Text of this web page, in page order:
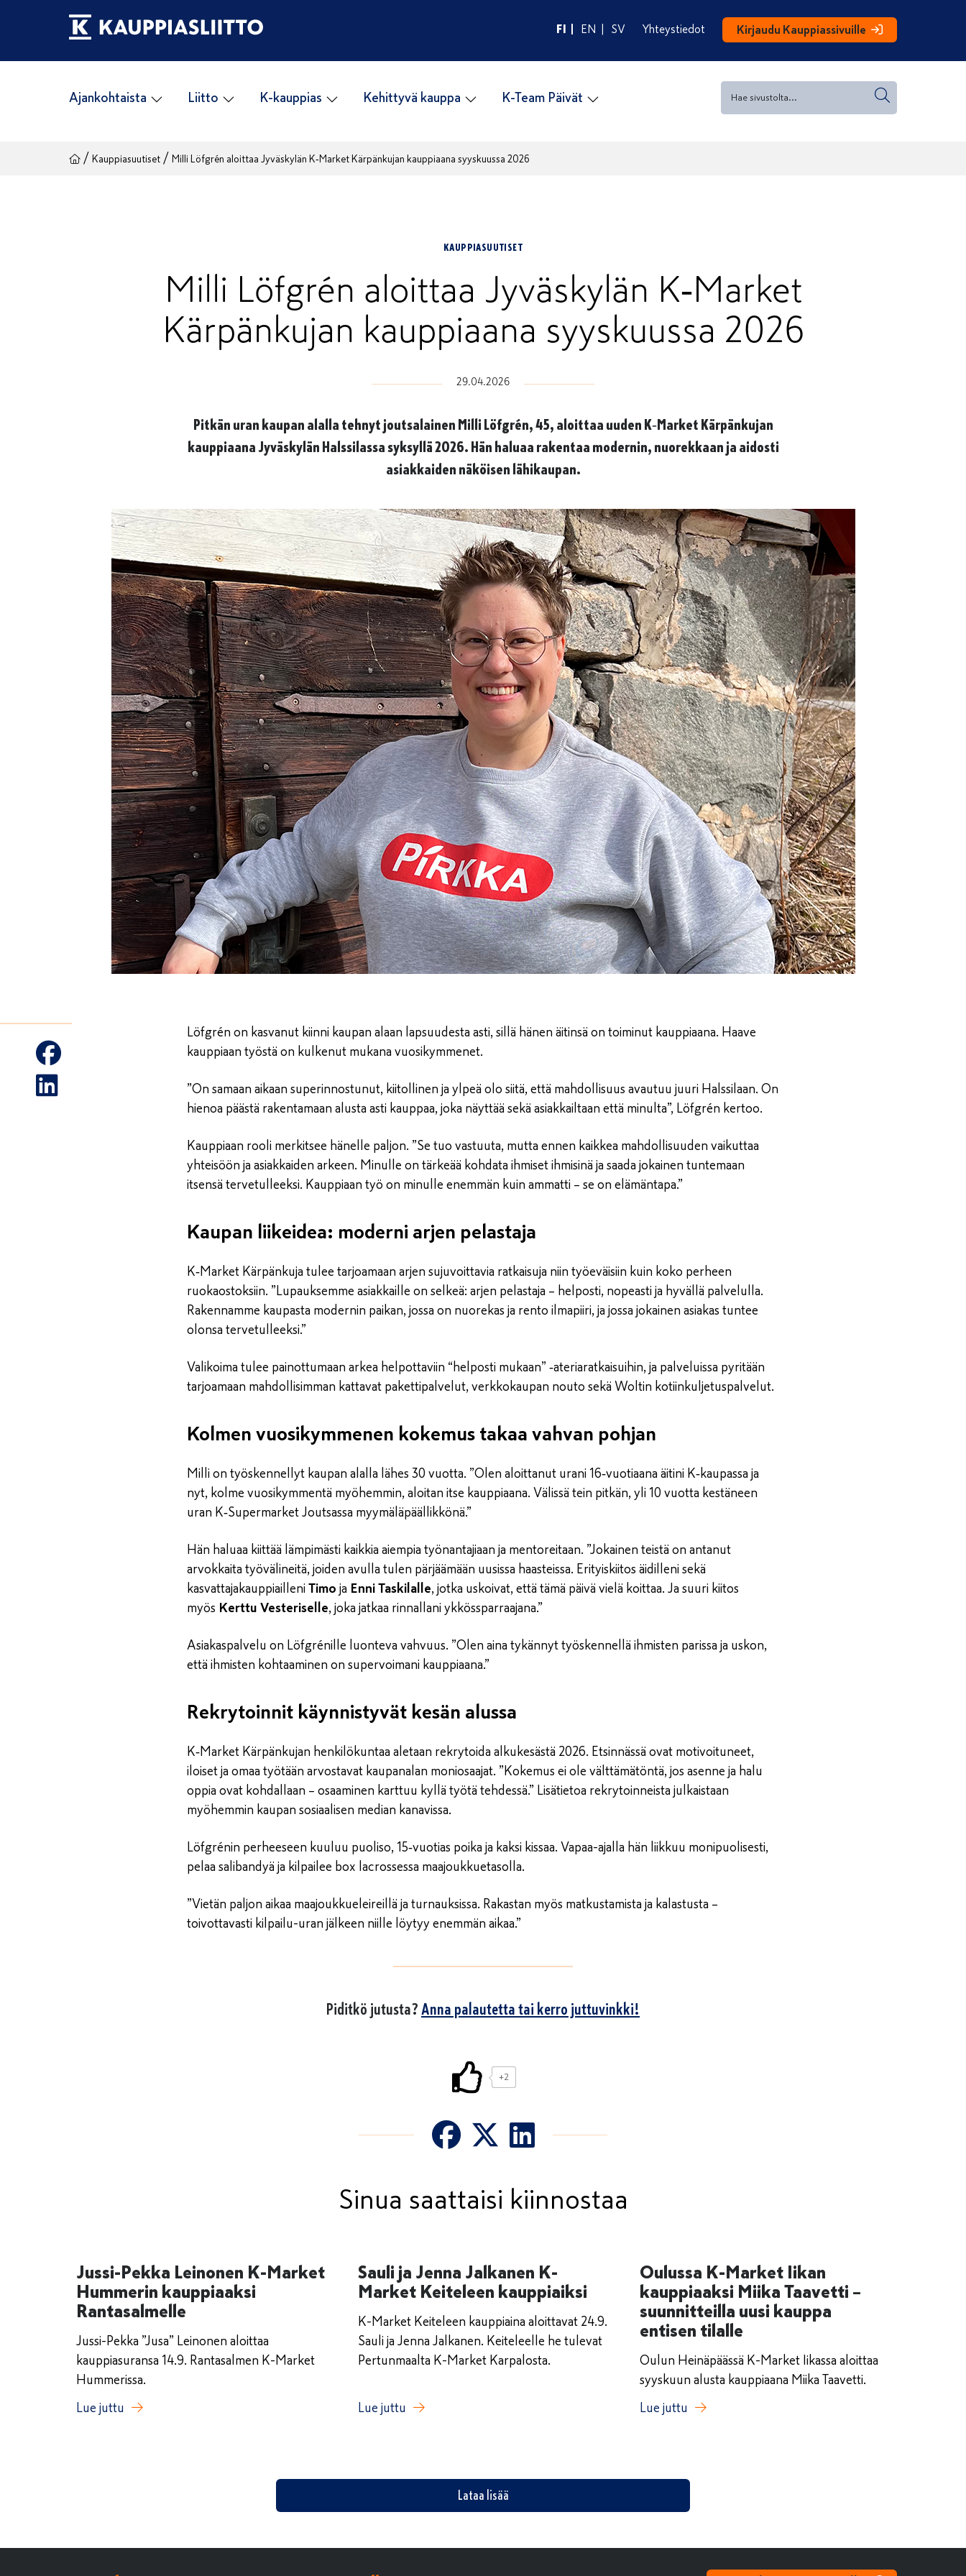
FI EN SV Yhteystiedot Kirjaudu Kauppiassivuille
Ajankohtaista Liitto K-kauppias Kehittyvä kauppa K-Team Päivät
/ Kauppiasuutiset / Milli Löfgrén aloittaa Jyväskylän K‑Market Kärpänkujan kauppiaana syyskuussa 2026
KAUPPIASUUTISET
Milli Löfgrén aloittaa Jyväskylän K‑Market
Kärpänkujan kauppiaana syyskuussa 2026
29.04.2026
Pitkän uran kaupan alalla tehnyt joutsalainen Milli Löfgrén, 45, aloittaa uuden K‑Market Kärpänkujan
kauppiaana Jyväskylän Halssilassa syksyllä 2026. Hän haluaa rakentaa modernin, nuorekkaan ja aidosti
asiakkaiden näköisen lähikaupan.
Löfgrén on kasvanut kiinni kaupan alaan lapsuudesta asti, sillä hänen äitinsä on toiminut kauppiaana. Haave
kauppiaan työstä on kulkenut mukana vuosikymmenet.
”On samaan aikaan superinnostunut, kiitollinen ja ylpeä olo siitä, että mahdollisuus avautuu juuri Halssilaan. On
hienoa päästä rakentamaan alusta asti kauppaa, joka näyttää sekä asiakkailtaan että minulta”, Löfgrén kertoo.
Kauppiaan rooli merkitsee hänelle paljon. ”Se tuo vastuuta, mutta ennen kaikkea mahdollisuuden vaikuttaa
yhteisöön ja asiakkaiden arkeen. Minulle on tärkeää kohdata ihmiset ihmisinä ja saada jokainen tuntemaan
itsensä tervetulleeksi. Kauppiaan työ on minulle enemmän kuin ammatti – se on elämäntapa.”
Kaupan liikeidea: moderni arjen pelastaja
K‑Market Kärpänkuja tulee tarjoamaan arjen sujuvoittavia ratkaisuja niin työeväisiin kuin koko perheen
ruokaostoksiin. ”Lupauksemme asiakkaille on selkeä: arjen pelastaja – helposti, nopeasti ja hyvällä palvelulla.
Rakennamme kaupasta modernin paikan, jossa on nuorekas ja rento ilmapiiri, ja jossa jokainen asiakas tuntee
olonsa tervetulleeksi.”
Valikoima tulee painottumaan arkea helpottaviin “helposti mukaan” ‑ateriaratkaisuihin, ja palveluissa pyritään
tarjoamaan mahdollisimman kattavat pakettipalvelut, verkkokaupan nouto sekä Woltin kotiinkuljetuspalvelut.
Kolmen vuosikymmenen kokemus takaa vahvan pohjan
Milli on työskennellyt kaupan alalla lähes 30 vuotta. ”Olen aloittanut urani 16‑vuotiaana äitini K‑kaupassa ja
nyt, kolme vuosikymmentä myöhemmin, aloitan itse kauppiaana. Välissä tein pitkän, yli 10 vuotta kestäneen
uran K‑Supermarket Joutsassa myymäläpäällikkönä.”
Hän haluaa kiittää lämpimästi kaikkia aiempia työnantajiaan ja mentoreitaan. ”Jokainen teistä on antanut
arvokkaita työvälineitä, joiden avulla tulen pärjäämään uusissa haasteissa. Erityiskiitos äidilleni sekä
kasvattajakauppiailleni Timo ja Enni Taskilalle, jotka uskoivat, että tämä päivä vielä koittaa. Ja suuri kiitos
myös Kerttu Vesteriselle, joka jatkaa rinnallani ykkössparraajana.”
Asiakaspalvelu on Löfgrénille luonteva vahvuus. ”Olen aina tykännyt työskennellä ihmisten parissa ja uskon,
että ihmisten kohtaaminen on supervoimani kauppiaana.”
Rekrytoinnit käynnistyvät kesän alussa
K‑Market Kärpänkujan henkilökuntaa aletaan rekrytoida alkukesästä 2026. Etsinnässä ovat motivoituneet,
iloiset ja omaa työtään arvostavat kaupanalan moniosaajat. ”Kokemus ei ole välttämätöntä, jos asenne ja halu
oppia ovat kohdallaan – osaaminen karttuu kyllä työtä tehdessä.” Lisätietoa rekrytoinneista julkaistaan
myöhemmin kaupan sosiaalisen median kanavissa.
Löfgrénin perheeseen kuuluu puoliso, 15‑vuotias poika ja kaksi kissaa. Vapaa-ajalla hän liikkuu monipuolisesti,
pelaa salibandyä ja kilpailee box lacrossessa maajoukkuetasolla.
”Vietän paljon aikaa maajoukkueleireillä ja turnauksissa. Rakastan myös matkustamista ja kalastusta –
toivottavasti kilpailu-uran jälkeen niille löytyy enemmän aikaa.”
Piditkö jutusta?Anna palautetta tai kerro juttuvinkki!
+2
Sinua saattaisi kiinnostaa
Jussi-Pekka Leinonen K-Market
Hummerin kauppiaaksi
Rantasalmelle
Jussi-Pekka ”Jusa” Leinonen aloittaa
kauppiasuransa 14.9. Rantasalmen K-Market
Hummerissa.
Lue juttu
Sauli ja Jenna Jalkanen K-
Market Keiteleen kauppiaiksi
K-Market Keiteleen kauppiaina aloittavat 24.9.
Sauli ja Jenna Jalkanen. Keiteleelle he tulevat
Pertunmaalta K-Market Karpalosta.
Lue juttu
Oulussa K-Market Iikan
kauppiaaksi Miika Taavetti –
suunnitteilla uusi kauppa
entisen tilalle
Oulun Heinäpäässä K-Market Iikassa aloittaa
syyskuun alusta kauppiaana Miika Taavetti.
Lue juttu
Lataa lisää